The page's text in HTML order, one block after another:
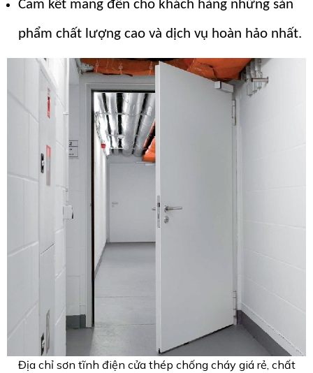
Cam kết mang đến cho khách hàng những sản
phẩm chất lượng cao và dịch vụ hoàn hảo nhất.
Địa chỉ sơn tĩnh điện cửa thép chống cháy giá rẻ, chất